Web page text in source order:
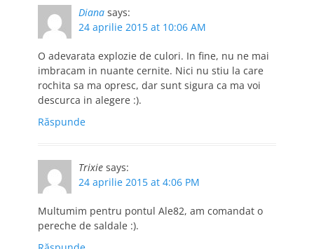
Diana says:
24 aprilie 2015 at 10:06 AM
O adevarata explozie de culori. In fine, nu ne mai
imbracam in nuante cernite. Nici nu stiu la care
rochita sa ma opresc, dar sunt sigura ca ma voi
descurca in alegere :).
Răspunde
Trixie says:
24 aprilie 2015 at 4:06 PM
Multumim pentru pontul Ale82, am comandat o
pereche de saldale :).